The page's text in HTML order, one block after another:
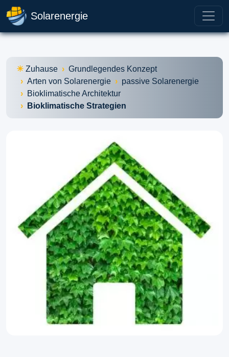
Solarenergie
Zuhause
Grundlegendes Konzept
Arten von Solarenergie
passive Solarenergie
Bioklimatische Architektur
Bioklimatische Strategien